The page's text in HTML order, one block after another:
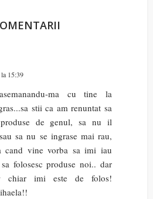
15:39
ma cu tine la
stii ca am renuntat sa
de genul, sa nu il
sa nu se ingrase mai rau,
cand vine vorba sa imi iau
folosesc produse noi.. dar
chiar imi este de folos!